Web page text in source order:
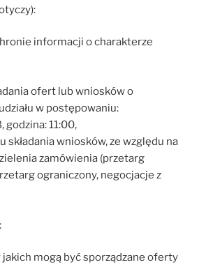
informacji o charakterze
ofert lub wniosków o
w postępowaniu:
godzina: 11:00,
składania wniosków, ze względu na
zamówienia (przetarg
ograniczony, negocjacje z
jakich mogą być sporządzane oferty